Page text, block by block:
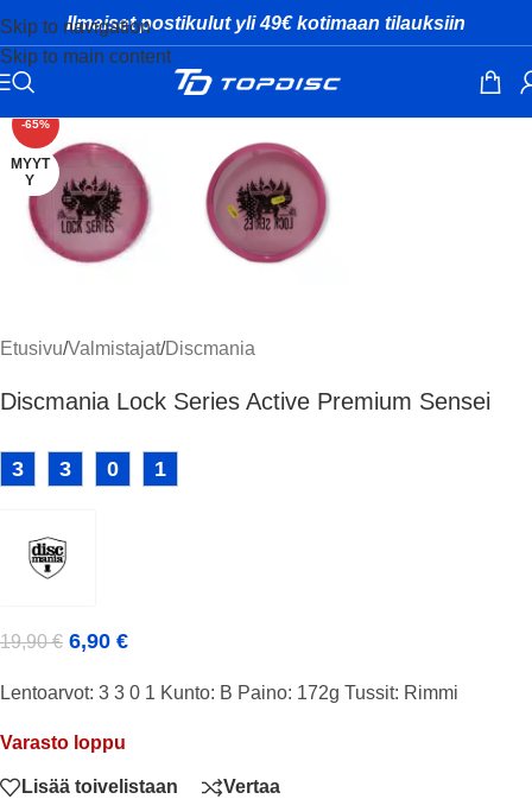
Skip to navigation
Skip to main content
Ilmaiset postikulut yli 49€ kotimaan tilauksiin
-65%
MYYT
Y
Klikkaa suuremmaksi
Etusivu/Valmistajat/Discmania
Discmania Lock Series Active Premium Sensei
3 3 0 1
19,90€ 6,90 €
Lentoarvot: 3 3 0 1 Kunto: B Paino: 172g Tussit: Rimmi
Varasto loppu
Lisää toivelistaan Vertaa